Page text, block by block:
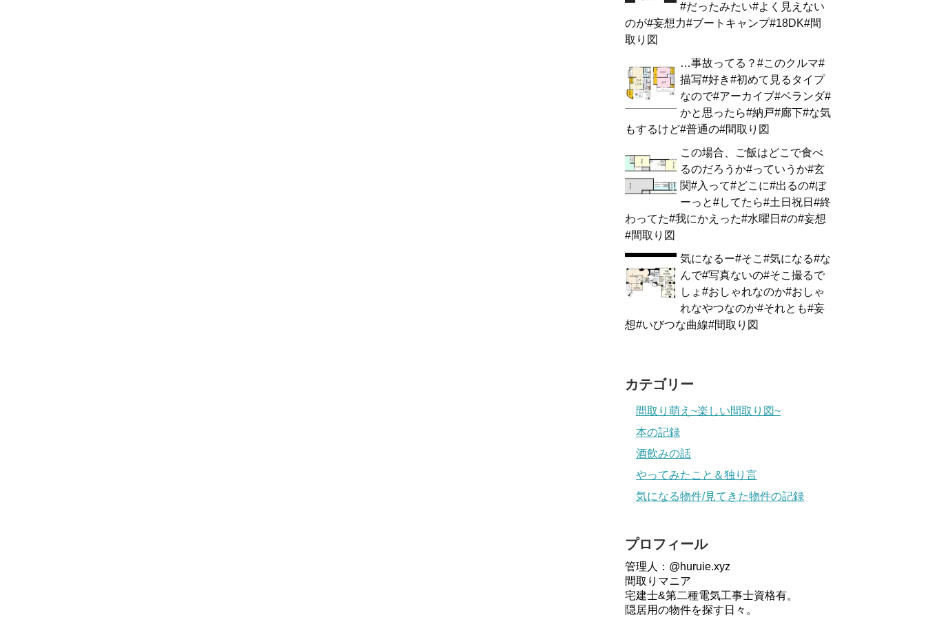
#だったみたい#よく見えない
のが#妄想力#ブートキャンプ#18DK#間
取り図
…事故ってる？#このクルマ#
描写#好き#初めて見るタイプ
なので#アーカイブ#ベランダ#
かと思ったら#納戸#廊下#な気
もするけど#普通の#間取り図
この場合、ご飯はどこで食べ
るのだろうか#っていうか#玄
関#入って#どこに#出るの#ぼ
ーっと#してたら#土日祝日#終
わってた#我にかえった#水曜日#の#妄想
#間取り図
気になるー#そこ#気になる#な
んで#写真ないの#そこ撮るで
しょ#おしゃれなのか#おしゃ
れなやつなのか#それとも#妄
想#いびつな曲線#間取り図
カテゴリー
間取り萌え~楽しい間取り図~
本の記録
酒飲みの話
やってみたこと＆独り言
気になる物件/見てきた物件の記録
プロフィール
管理人：@huruie.xyz
間取りマニア
宅建士&第二種電気工事士資格有。
隠居用の物件を探す日々。